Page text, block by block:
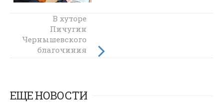
В храме
святителя
Николая
Чудотворца
престольный
В хуторе
Пичугин
Чернышевского
благочиния
ЕЩЕ НОВОСТИ